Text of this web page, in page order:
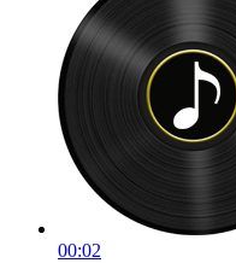
00:02